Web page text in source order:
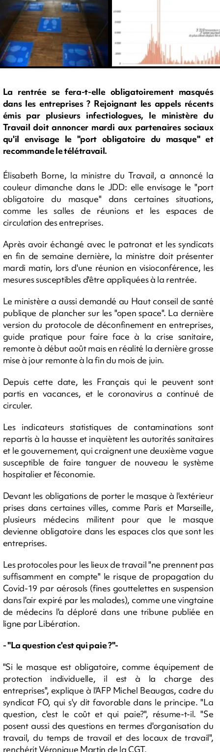
La rentrée se fera-t-elle obligatoirement masqués
dans les entreprises ? Rejoignant les appels récents
émis par plusieurs infectiologues, le ministère du
Travail doit annoncer mardi aux partenaires sociaux
qu'il envisage le "port obligatoire du masque" et
recommande le télétravail.
Élisabeth Borne, la ministre du Travail, a annoncé la
couleur dimanche dans le JDD: elle envisage le "port
obligatoire du masque" dans certaines situations,
comme les salles de réunions et les espaces de
circulation des entreprises.
Après avoir échangé avec le patronat et les syndicats
en fin de semaine dernière, la ministre doit présenter
mardi matin, lors d'une réunion en visioconférence, les
mesures susceptibles d'être appliquées à la rentrée.
Le ministère a aussi demandé au Haut conseil de santé
publique de plancher sur les "open space". La dernière
version du protocole de déconfinement en entreprises,
guide pratique pour faire face à la crise sanitaire,
remonte à début août mais en réalité la dernière grosse
mise à jour remonte à la fin du mois de juin.
Depuis cette date, les Français qui le peuvent sont
partis en vacances, et le coronavirus a continué de
circuler.
Les indicateurs statistiques de contaminations sont
repartis à la hausse et inquiètent les autorités sanitaires
et le gouvernement, qui craignent une deuxième vague
susceptible de faire tanguer de nouveau le système
hospitalier et l'économie.
Devant les obligations de porter le masque à l'extérieur
prises dans certaines villes, comme Paris et Marseille,
plusieurs médecins militent pour que le masque
devienne obligatoire dans les espaces clos que sont les
entreprises.
Les protocoles pour les lieux de travail "ne prennent pas
suffisamment en compte" le risque de propagation du
Covid-19 par aérosols (fines gouttelettes en suspension
dans l'air expiré par les malades), comme une vingtaine
de médecins l'a déploré dans une tribune publiée en
ligne par Libération.
- "La question c'est qui paie ?"-
"Si le masque est obligatoire, comme équipement de
protection individuelle, il est à la charge des
entreprises", explique à l'AFP Michel Beaugas, cadre du
syndicat FO, qui s'y dit favorable dans le principe. "La
question, c'est le coût et qui paie?", résume-t-il. "Se
posent aussi des questions en termes d'organisation du
travail, du temps de travail et des locaux de travail",
renchérit Véronique Martin de la CGT.